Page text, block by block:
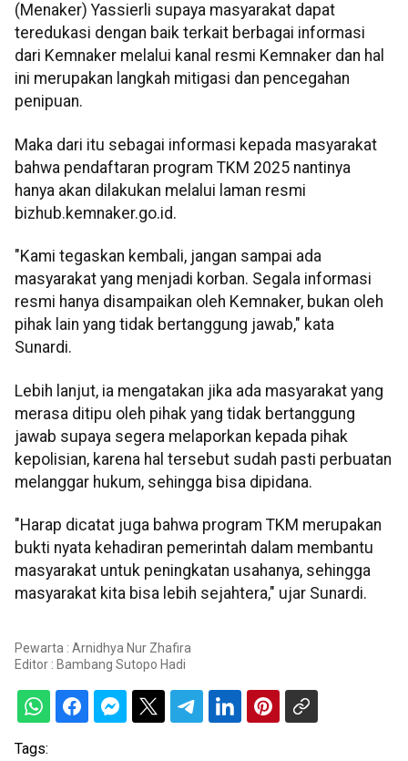
(Menaker) Yassierli supaya masyarakat dapat
teredukasi dengan baik terkait berbagai informasi
dari Kemnaker melalui kanal resmi Kemnaker dan hal
ini merupakan langkah mitigasi dan pencegahan
penipuan.
Maka dari itu sebagai informasi kepada masyarakat
bahwa pendaftaran program TKM 2025 nantinya
hanya akan dilakukan melalui laman resmi
bizhub.kemnaker.go.id.
"Kami tegaskan kembali, jangan sampai ada
masyarakat yang menjadi korban. Segala informasi
resmi hanya disampaikan oleh Kemnaker, bukan oleh
pihak lain yang tidak bertanggung jawab," kata
Sunardi.
Lebih lanjut, ia mengatakan jika ada masyarakat yang
merasa ditipu oleh pihak yang tidak bertanggung
jawab supaya segera melaporkan kepada pihak
kepolisian, karena hal tersebut sudah pasti perbuatan
melanggar hukum, sehingga bisa dipidana.
"Harap dicatat juga bahwa program TKM merupakan
bukti nyata kehadiran pemerintah dalam membantu
masyarakat untuk peningkatan usahanya, sehingga
masyarakat kita bisa lebih sejahtera," ujar Sunardi.
Pewarta : Arnidhya Nur Zhafira
Editor : Bambang Sutopo Hadi
Tags: